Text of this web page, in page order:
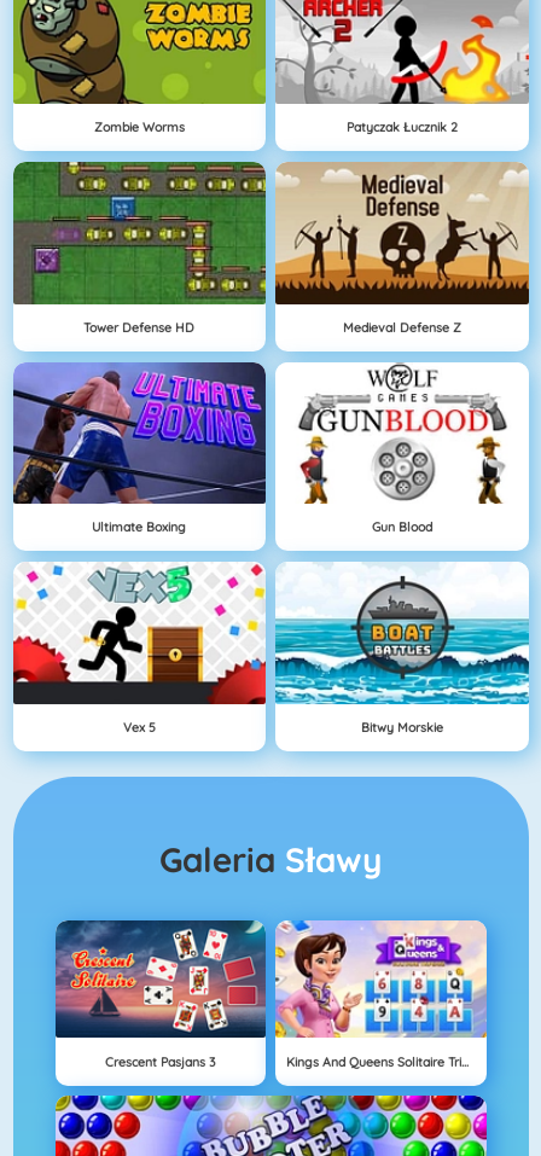
Zombie Worms Patyczak Łucznik 2
Tower Defense HD Medieval Defense Z
Ultimate Boxing Gun Blood
Vex 5 Bitwy Morskie
Galeria Sławy
Crescent Pasjans 3 Kings And Queens Solitaire Tripeaks